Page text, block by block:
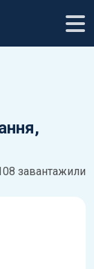
завантажили